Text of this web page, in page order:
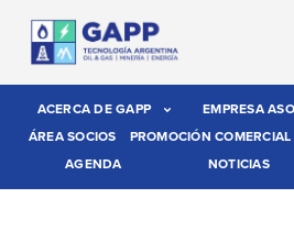
ACERCA DE GAPP EMPRESA
ÁREA SOCIOS
PROMOCIÓN COMERCIAL
AGENDA
NOTICIAS